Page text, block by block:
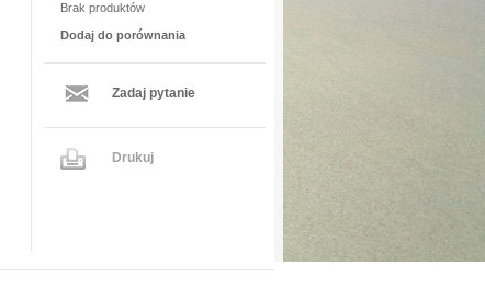
Brak produktów
Dodaj do porównania
Zadaj pytanie
Drukuj